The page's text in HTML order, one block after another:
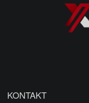
KONTAKT